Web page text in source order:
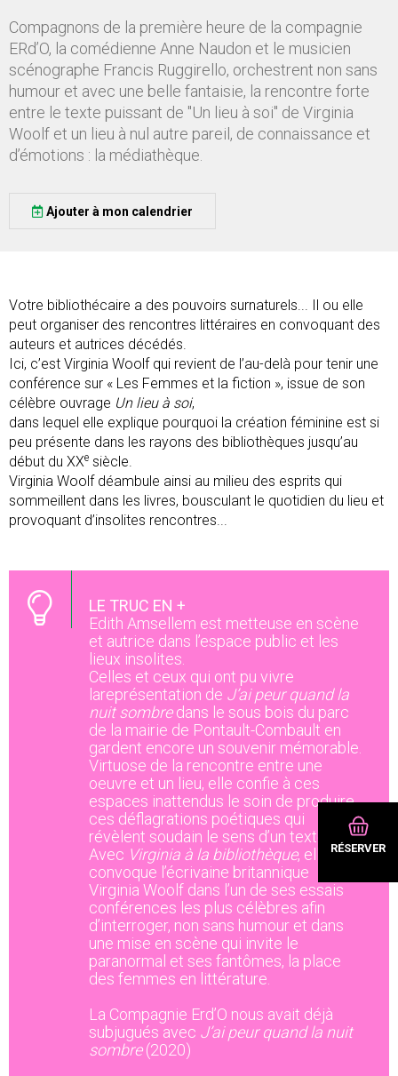
RÉSERVER
Compagnons de la première heure de la compagnie
ERd’O, la comédienne Anne Naudon et le musicien
scénographe Francis Ruggirello, orchestrent non sans
humour et avec une belle fantaisie, la rencontre forte
entre le texte puissant de "Un lieu à soi" de Virginia
Woolf et un lieu à nul autre pareil, de connaissance et
d’émotions : la médiathèque.
Ajouter à mon calendrier
Votre bibliothécaire a des pouvoirs surnaturels... Il ou elle
peut organiser des rencontres littéraires en convoquant des
auteurs et autrices décédés.
Ici, c’est Virginia Woolf qui revient de l’au-delà pour tenir une
conférence sur « Les Femmes et la fiction », issue de son
célèbre ouvrage Un lieu à soi,
dans lequel elle explique pourquoi la création féminine est si
peu présente dans les rayons des bibliothèques jusqu’au
début du XXe siècle.
Virginia Woolf déambule ainsi au milieu des esprits qui
sommeillent dans les livres, bousculant le quotidien du lieu et
provoquant d’insolites rencontres...
LE TRUC EN +
Edith Amsellem est metteuse en scène
et autrice dans l’espace public et les
lieux insolites.
Celles et ceux qui ont pu vivre
lareprésentation de J’ai peur quand la
nuit sombredans le sous bois du parc
de la mairie de Pontault-Combault en
gardent encore un souvenir mémorable.
Virtuose de la rencontre entre une
oeuvre et un lieu, elle confie à ces
espaces inattendus le soin de produire
ces déflagrations poétiques qui
révèlent soudain le sens d’un texte.
Avec Virginia à la bibliothèque, elle
convoque l’écrivaine britannique
Virginia Woolf dans l’un de ses essais
conférences les plus célèbres afin
d’interroger, non sans humour et dans
une mise en scène qui invite le
paranormal et ses fantômes, la place
des femmes en littérature.
La Compagnie Erd’O nous avait déjà
subjugués avec J’ai peur quand la nuit
sombre(2020)